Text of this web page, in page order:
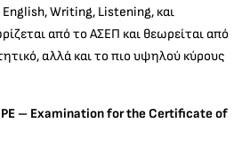
Writing, Listening, και
από το ΑΣΕΠ και θεωρείται από
αλλά και το πιο υψηλού κύρους
– Examination for the Certificate of